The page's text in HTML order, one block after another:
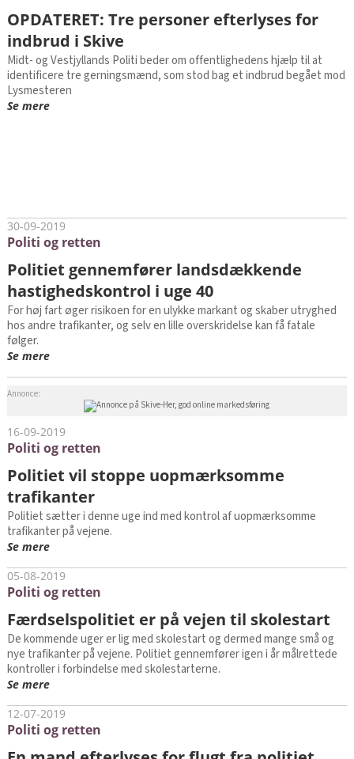
OPDATERET: Tre personer efterlyses for
indbrud i Skive
Midt- og Vestjyllands Politi beder om offentlighedens hjælp til at
identificere tre gerningsmænd, som stod bag et indbrud begået mod
Lysmesteren
Se mere
30-09-2019
Politi og retten
Politiet gennemfører landsdækkende
hastighedskontrol i uge 40
For høj fart øger risikoen for en ulykke markant og skaber utryghed
hos andre trafikanter, og selv en lille overskridelse kan få fatale
følger.
Se mere
Annonce:
16-09-2019
Politi og retten
Politiet vil stoppe uopmærksomme
trafikanter
Politiet sætter i denne uge ind med kontrol af uopmærksomme
trafikanter på vejene.
Se mere
05-08-2019
Politi og retten
Færdselspolitiet er på vejen til skolestart
De kommende uger er lig med skolestart og dermed mange små og
nye trafikanter på vejene. Politiet gennemfører igen i år målrettede
kontroller i forbindelse med skolestarterne.
Se mere
12-07-2019
Politi og retten